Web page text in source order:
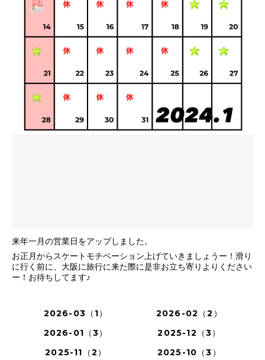
来年一月の営業日をアップしました。
お正月からスケートモチベーション上げていきましょうー！滑り
に行く前に、大阪に旅行に来た際に是非お立ち寄りよりください
ー！お待ちしてます♪
2026-03（1）
2026-02（2）
2026-01（3）
2025-12（3）
2025-11（2）
2025-10（3）